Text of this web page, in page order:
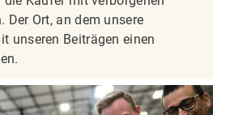
Der Ort, an dem unsere
unseren Beiträgen einen